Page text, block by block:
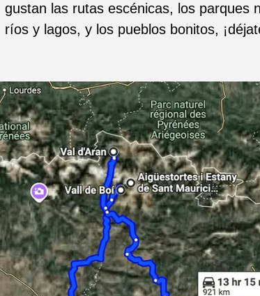
gustan las rutas escénicas, los parques
ríos y lagos, y los pueblos bonitos,